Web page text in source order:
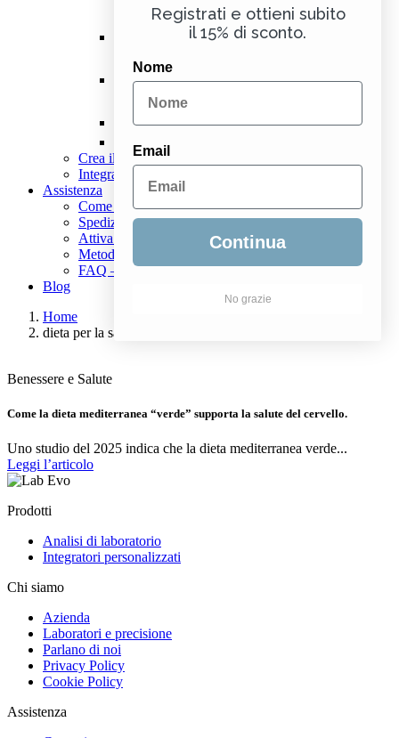
Sport — Donna
Intolleranze alimentari
Check up stress
Tutti i prodotti
Crea il tuo kit di analisi
Integratori personalizzati
Assistenza
Come funziona
Spedizioni
Attiva il Kit
Metodi di pagamento
FAQ – Domande frequenti
Blog
Home
dieta per la salute del cervello
Benessere e Salute
Come la dieta mediterranea “verde” supporta la salute del cervello.
Uno studio del 2025 indica che la dieta mediterranea verde...
Leggi l’articolo
Prodotti
Analisi di laboratorio
Integratori personalizzati
Chi siamo
Azienda
Laboratori e precisione
Parlano di noi
Privacy Policy
Cookie Policy
Assistenza
Registrati e ottieni subito
il 15% di sconto.
Nome
Email
Continua
No grazie